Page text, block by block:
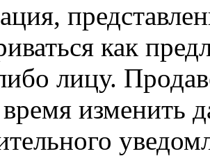
как
лицу.
изменить